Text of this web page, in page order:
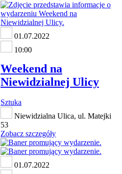
01.07.2022
10:00
Weekend na
Niewidzialnej Ulicy
Sztuka
Niewidzialna Ulica, ul. Matejki
53
Zobacz szczegóły
01.07.2022